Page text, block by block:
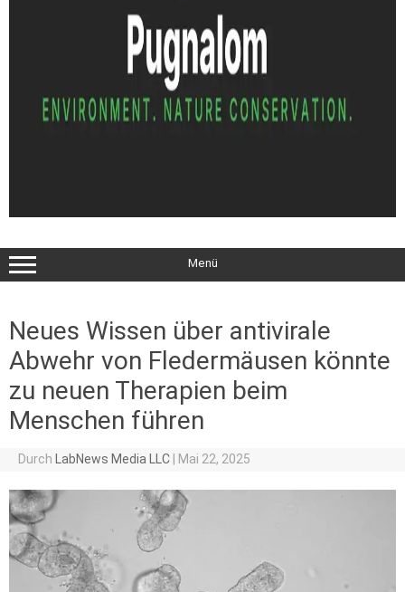
Menü
Neues Wissen über antivirale
Abwehr von Fledermäusen könnte
zu neuen Therapien beim
Menschen führen
Durch LabNews Media LLC Mai 22, 2025